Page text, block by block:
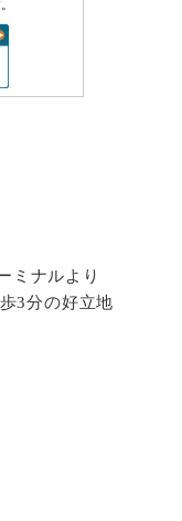
ミナルより
3分の好立地